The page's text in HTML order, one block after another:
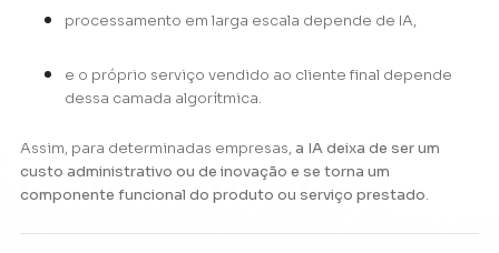
processamento em larga escala depende de IA,
e o próprio serviço vendido ao cliente final depende
dessa camada algorítmica.
Assim, para determinadas empresas, a IA deixa de ser um
custo administrativo ou de inovação e se torna um
componente funcional do produto ou serviço prestado.